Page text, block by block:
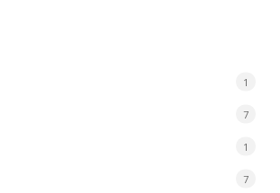
1
7
1
7